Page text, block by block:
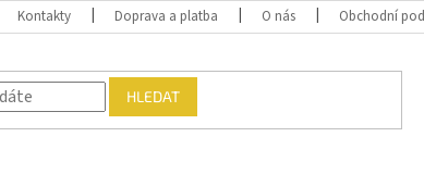
Kontakty Doprava a platba O nás Obchodní
HLEDAT